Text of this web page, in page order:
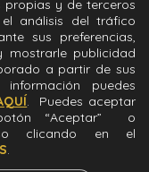
(Melilla) /
(San Fernando) /
Benito /La Salle La
y desarrollado
© 2024 La Salle
propias y de terceros
análisis del tráfico
sus preferencias,
mostrarle publicidad
a partir de sus
puedes
. Puedes aceptar
“Aceptar” o
clicando en el
.